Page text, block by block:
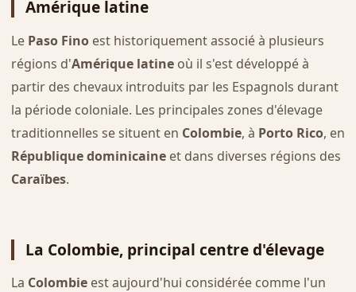
Amérique latine
Le Paso Finoest historiquement associé à plusieurs
régions d'Amérique latineoù il s'est développé à
partir des chevaux introduits par les Espagnols durant
la période coloniale. Les principales zones d'élevage
traditionnelles se situent en Colombie, à Porto Rico, en
République dominicaineet dans diverses régions des
Caraïbes.
La Colombie, principal centre d'élevage
La Colombieest aujourd'hui considérée comme l'un